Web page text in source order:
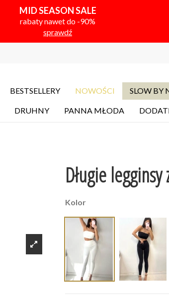
MID SEASON SALE
rabaty nawet do -90%
sprawdź
BESTSELLERY NOWOŚCI SLOW BY
DRUHNY PANNA MŁODA
Długie
Kolor